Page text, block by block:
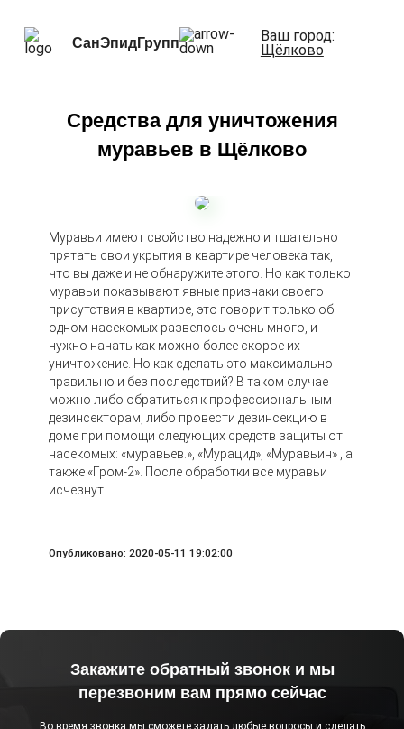
Ваш город:
Щёлково
СанЭпидГрупп
Средства для уничтожения
муравьев в Щёлково
Муравьи имеют свойство надежно и тщательно
прятать свои укрытия в квартире человека так,
что вы даже и не обнаружите этого. Но как только
муравьи показывают явные признаки своего
присутствия в квартире, это говорит только об
одном-насекомых развелось очень много, и
нужно начать как можно более скорое их
уничтожение. Но как сделать это максимально
правильно и без последствий? В таком случае
можно либо обратиться к профессиональным
дезинсекторам, либо провести дезинсекцию в
доме при помощи следующих средств защиты от
насекомых: «муравьев.», «Мурацид», «Муравьин» , а
также «Гром-2». После обработки все муравьи
исчезнут.
Опубликовано: 2020-05-11 19:02:00
Закажите обратный звонок и мы
перезвоним вам прямо сейчас
Во время звонка мы сможете задать любые вопросы и сделать